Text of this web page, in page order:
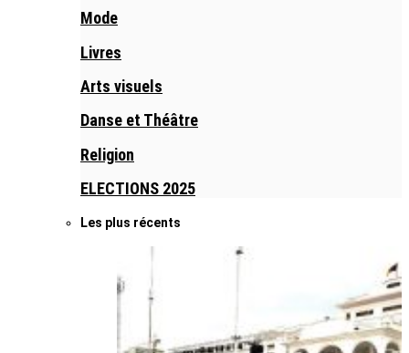
Mode
Livres
Arts visuels
Danse et Théâtre
Religion
ELECTIONS 2025
Les plus récents